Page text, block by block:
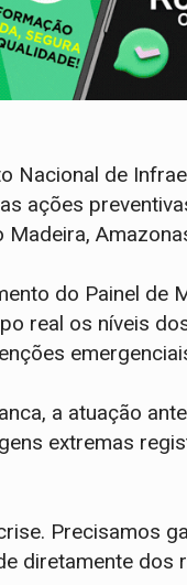
Nacional de
ações
do Painel de
real os níveis
a atuação
extremas
Precisamos
diretamente dos